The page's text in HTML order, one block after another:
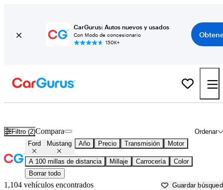
CarGurus: Autos nuevos y usados
Con Modo de concesionario
150K+
Filtro (2) Ordenar
Compara
Ford Mustang Año Precio Transmisión Motor
A 100 millas de distancia Millaje Carrocería
Color
Borrar todo
1,104 vehículos encontrados Guardar